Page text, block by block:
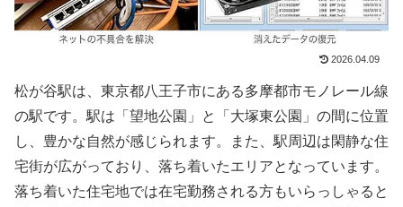
2026.04.09
松が谷駅は、東京都八王子市にある多摩都市モノレール線
の駅です。駅は「望地公園」と「大塚東公園」の間に位置
し、豊かな自然が感じられます。また、駅周辺は閑静な住
宅街が広がっており、落ち着いたエリアとなっています。
落ち着いた住宅地では在宅勤務される方もいらっしゃると